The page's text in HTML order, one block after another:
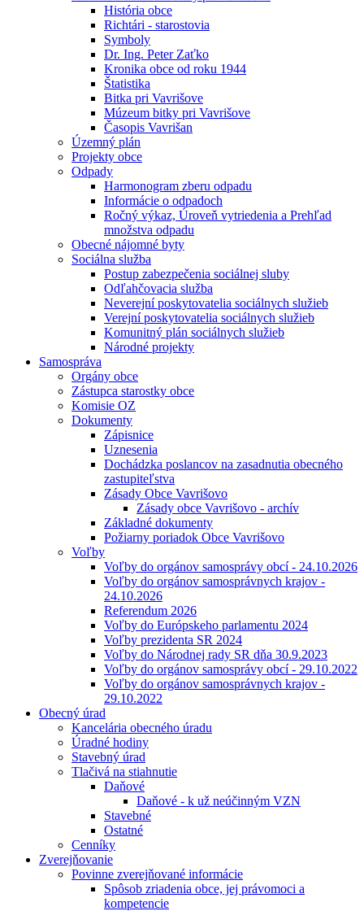
História obce
Richtári - starostovia
Symboly
Dr. Ing. Peter Zaťko
Kronika obce od roku 1944
Štatistika
Bitka pri Vavrišove
Múzeum bitky pri Vavrišove
Časopis Vavrišan
Územný plán
Projekty obce
Odpady
Harmonogram zberu odpadu
Informácie o odpadoch
Ročný výkaz, Úroveň vytriedenia a Prehľad
množstva odpadu
Obecné nájomné byty
Sociálna služba
Postup zabezpečenia sociálnej sluby
Odľahčovacia služba
Neverejní poskytovatelia sociálnych služieb
Verejní poskytovatelia sociálnych služieb
Komunitný plán sociálnych služieb
Národné projekty
Samospráva
Orgány obce
Zástupca starostky obce
Komisie OZ
Dokumenty
Zápisnice
Uznesenia
Dochádzka poslancov na zasadnutia obecného
zastupiteľstva
Zásady Obce Vavrišovo
Zásady obce Vavrišovo - archív
Základné dokumenty
Požiarny poriadok Obce Vavrišovo
Voľby
Voľby do orgánov samosprávy obcí - 24.10.2026
Voľby do orgánov samosprávnych krajov -
24.10.2026
Referendum 2026
Voľby do Európskeho parlamentu 2024
Voľby prezidenta SR 2024
Voľby do Národnej rady SR dňa 30.9.2023
Voľby do orgánov samosprávy obcí - 29.10.2022
Voľby do orgánov samosprávnych krajov -
29.10.2022
Obecný úrad
Kancelária obecného úradu
Úradné hodiny
Stavebný úrad
Tlačivá na stiahnutie
Daňové
Daňové - k už neúčinným VZN
Stavebné
Ostatné
Cenníky
Zverejňovanie
Povinne zverejňované informácie
Spôsob zriadenia obce, jej právomoci a
kompetencie